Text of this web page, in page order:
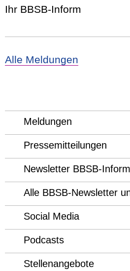
Ihr BBSB-Inform
Alle Meldungen
Meldungen
Pressemitteilungen
Newsletter BBSB-Inform
Alle BBSB-Newsletter
Social Media
Podcasts
Stellenangebote